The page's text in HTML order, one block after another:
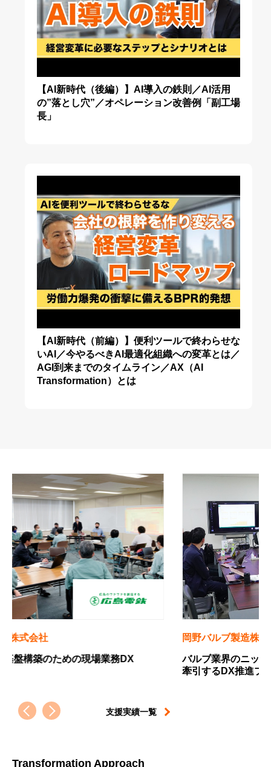
【AI新時代（後編）】AI導入の鉄則／AI活用
の”落とし穴”／オペレーション改善例「副工場
長」
【AI新時代（前編）】便利ツールで終わらせな
いAI／今やるべきAI最適化組織への変革とは／
AGI到来までのタイムライン／AX（AI
Transformation）とは
岡野バルブ製造株式会社
バルブ業界のニッチトップから、設備産業を
牽引するDX推進プレイヤーへの軌跡
四国経
中小企
すた
支援実績一覧
Transformation Approach